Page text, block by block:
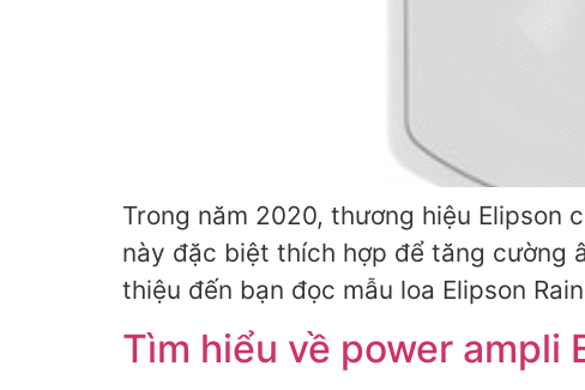
Trong năm 2020, thương hiệu Elipson
này đặc biệt thích hợp để tăng cường
thiệu đến bạn đọc mẫu loa Elipson
Tìm hiểu về power ampli